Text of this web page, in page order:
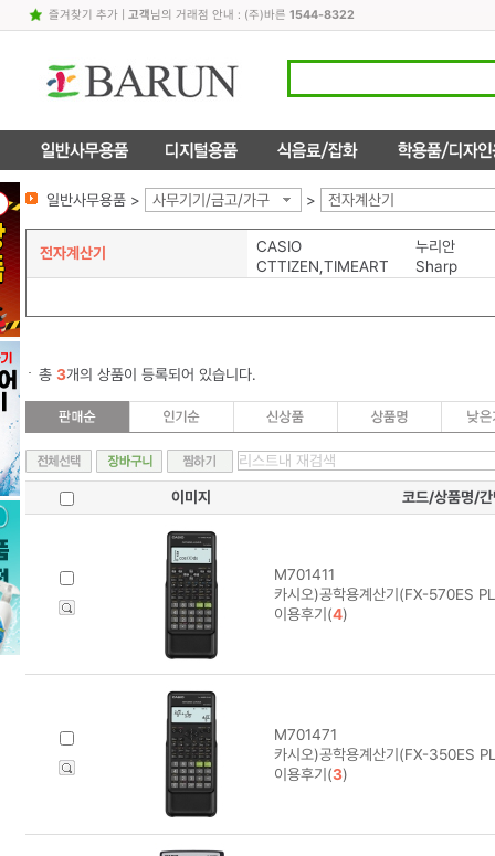
즐겨찾기 추가| 고객님의 거래점 안내 : (주)바른 1544-8322
일반사무용품 > 사무기기/금고/가구 > 전자계산기
전자계산기 CASIO
누리안
CTTIZEN,TIMEART
Sharp
총 3개의 상품이 등록되어 있습니다.
이미지 코드/상품명/간
M701411
카시오)공학용계산기(FX-570ES
이용후기(4)
M701471
카시오)공학용계산기(FX-350ES
이용후기(3)